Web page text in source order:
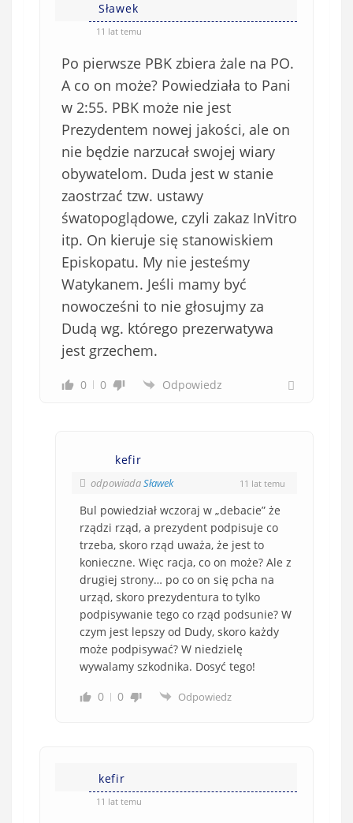
Sławek
11 lat temu
Po pierwsze PBK zbiera żale na PO.
A co on może? Powiedziała to Pani
w 2:55. PBK może nie jest
Prezydentem nowej jakości, ale on
nie będzie narzucał swojej wiary
obywatelom. Duda jest w stanie
zaostrzać tzw. ustawy
śwatopoglądowe, czyli zakaz InVitro
itp. On kieruje się stanowiskiem
Episkopatu. My nie jesteśmy
Watykanem. Jeśli mamy być
nowocześni to nie głosujmy za
Dudą wg. którego prezerwatywa
jest grzechem.
0 0 Odpowiedz
kefir
odpowiadaSławek 11 lat temu
Bul powiedział wczoraj w „debacie” że
rządzi rząd, a prezydent podpisuje co
trzeba, skoro rząd uważa, że jest to
konieczne. Więc racja, co on może? Ale z
drugiej strony… po co on się pcha na
urząd, skoro prezydentura to tylko
podpisywanie tego co rząd podsunie? W
czym jest lepszy od Dudy, skoro każdy
może podpisywać? W niedzielę
wywalamy szkodnika. Dosyć tego!
0
0 Odpowiedz
kefir
11 lat temu